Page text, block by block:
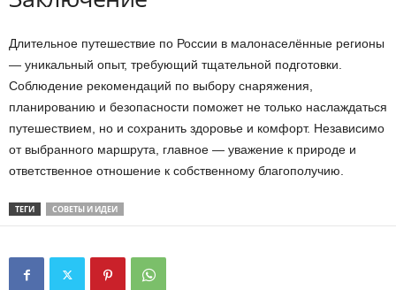
Длительное путешествие по России в малонаселённые регионы
— уникальный опыт, требующий тщательной подготовки.
Соблюдение рекомендаций по выбору снаряжения,
планированию и безопасности поможет не только наслаждаться
путешествием, но и сохранить здоровье и комфорт. Независимо
от выбранного маршрута, главное — уважение к природе и
ответственное отношение к собственному благополучию.
ТЕГИ СОВЕТЫ И ИДЕИ